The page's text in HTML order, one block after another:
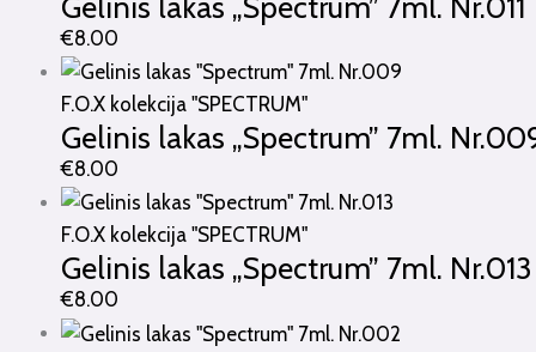
€8.00
F.O.X kolekcija "SPECTRUM"
Gelinis lakas „Spectrum” 7ml.
€8.00
F.O.X kolekcija "SPECTRUM"
Gelinis lakas „Spectrum” 7ml. Nr.013
€8.00